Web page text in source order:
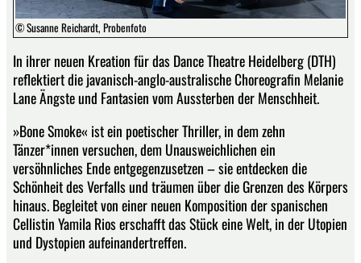
© Susanne Reichardt, Probenfoto
In ihrer neuen Kreation für das Dance Theatre Heidelberg (DTH)
reflektiert die javanisch-anglo-australische Choreografin Melanie
Lane Ängste und Fantasien vom Aussterben der Menschheit.
»Bone Smoke« ist ein poetischer Thriller, in dem zehn
Tänzer*innen versuchen, dem Unausweichlichen ein
versöhnliches Ende entgegenzusetzen – sie entdecken die
Schönheit des Verfalls und träumen über die Grenzen des Körpers
hinaus. Begleitet von einer neuen Komposition der spanischen
Cellistin Yamila Rios erschafft das Stück eine Welt, in der Utopien
und Dystopien aufeinandertreffen.